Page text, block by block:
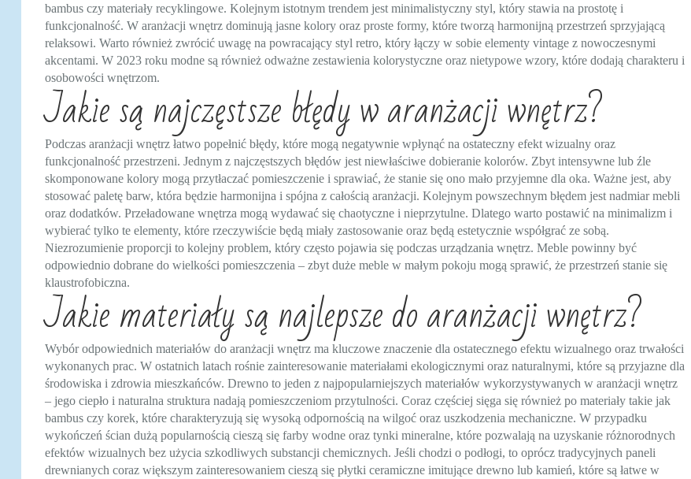
bambus czy materiały recyklingowe. Kolejnym istotnym trendem jest minimalistyczny styl, który stawia na prostotę i
funkcjonalność. W aranżacji wnętrz dominują jasne kolory oraz proste formy, które tworzą harmonijną przestrzeń sprzyjającą
relaksowi. Warto również zwrócić uwagę na powracający styl retro, który łączy w sobie elementy vintage z nowoczesnymi
akcentami. W 2023 roku modne są również odważne zestawienia kolorystyczne oraz nietypowe wzory, które dodają charakteru i
osobowości wnętrzom.
Jakie są najczęstsze błędy w aranżacji wnętrz?
Podczas aranżacji wnętrz łatwo popełnić błędy, które mogą negatywnie wpłynąć na ostateczny efekt wizualny oraz
funkcjonalność przestrzeni. Jednym z najczęstszych błędów jest niewłaściwe dobieranie kolorów. Zbyt intensywne lub źle
skomponowane kolory mogą przytłaczać pomieszczenie i sprawiać, że stanie się ono mało przyjemne dla oka. Ważne jest, aby
stosować paletę barw, która będzie harmonijna i spójna z całością aranżacji. Kolejnym powszechnym błędem jest nadmiar mebli
oraz dodatków. Przeładowane wnętrza mogą wydawać się chaotyczne i nieprzytulne. Dlatego warto postawić na minimalizm i
wybierać tylko te elementy, które rzeczywiście będą miały zastosowanie oraz będą estetycznie współgrać ze sobą.
Niezrozumienie proporcji to kolejny problem, który często pojawia się podczas urządzania wnętrz. Meble powinny być
odpowiednio dobrane do wielkości pomieszczenia – zbyt duże meble w małym pokoju mogą sprawić, że przestrzeń stanie się
klaustrofobiczna.
Jakie materiały są najlepsze do aranżacji wnętrz?
Wybór odpowiednich materiałów do aranżacji wnętrz ma kluczowe znaczenie dla ostatecznego efektu wizualnego oraz trwałości
wykonanych prac. W ostatnich latach rośnie zainteresowanie materiałami ekologicznymi oraz naturalnymi, które są przyjazne dla
środowiska i zdrowia mieszkańców. Drewno to jeden z najpopularniejszych materiałów wykorzystywanych w aranżacji wnętrz
– jego ciepło i naturalna struktura nadają pomieszczeniom przytulności. Coraz częściej sięga się również po materiały takie jak
bambus czy korek, które charakteryzują się wysoką odpornością na wilgoć oraz uszkodzenia mechaniczne. W przypadku
wykończeń ścian dużą popularnością cieszą się farby wodne oraz tynki mineralne, które pozwalają na uzyskanie różnorodnych
efektów wizualnych bez użycia szkodliwych substancji chemicznych. Jeśli chodzi o podłogi, to oprócz tradycyjnych paneli
drewnianych coraz większym zainteresowaniem cieszą się płytki ceramiczne imitujące drewno lub kamień, które są łatwe w